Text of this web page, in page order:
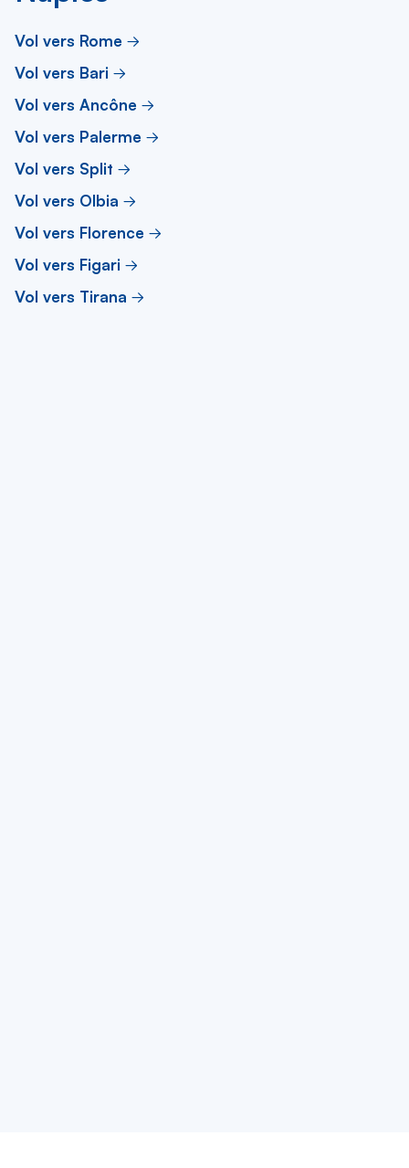
Vol vers Rome
Vol vers Bari
Vol vers Ancône
Vol vers Palerme
Vol vers Split
Vol vers Olbia
Vol vers Florence
Vol vers Figari
Vol vers Tirana